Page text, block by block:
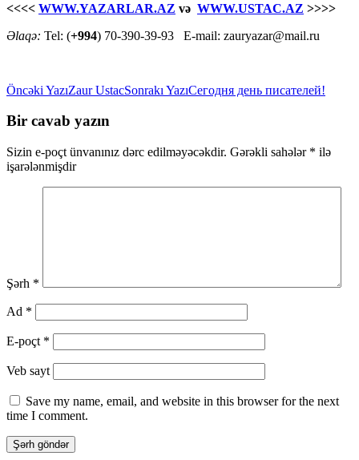
<<<< WWW.YAZARLAR.AZ və WWW.USTAC.AZ >>>>
Əlaqə: Tel: (+994) 70-390-39-93 E-mail: zauryazar@mail.ru
Yazılar
üzrə
naviqasiya
Öncəki YazıZaur UstacSonrakı YazıСегодня день писателей!
Bir cavab yazın
Sizin e-poçt ünvanınız dərc edilməyəcəkdir. Gərəkli sahələr * ilə
işarələnmişdir
Şərh *
Ad *
E-poçt *
Veb sayt
Save my name, email, and website in this browser for the next
time I comment.